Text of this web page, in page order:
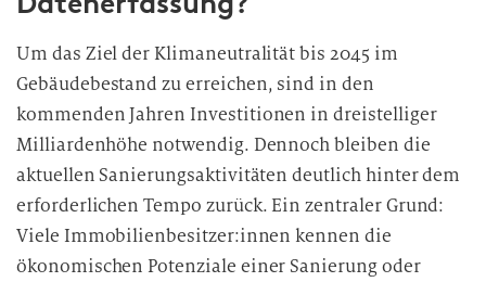
Um das Ziel der Klimaneutralität bis 2045 im
Gebäudebestand zu erreichen, sind in den
kommenden Jahren Investitionen in dreistelliger
Milliardenhöhe notwendig. Dennoch bleiben die
aktuellen Sanierungsaktivitäten deutlich hinter dem
erforderlichen Tempo zurück. Ein zentraler Grund:
Viele Immobilienbesitzer:innen kennen die
ökonomischen Potenziale einer Sanierung oder